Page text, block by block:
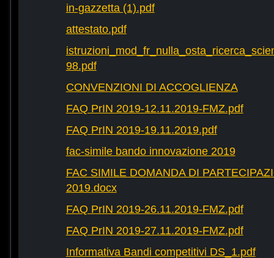
in-gazzetta (1).pdf
attestato.pdf
98.pdf
CONVENZIONI DI ACCOGLIENZA
FAQ PrIN 2019-12.11.2019-FMZ.pdf
FAQ PrIN 2019-19.11.2019.pdf
fac-simile bando innovazione 2019
FAC SIMILE DOMANDA DI
2019.docx
FAQ PrIN 2019-26.11.2019-FMZ.pdf
FAQ PrIN 2019-27.11.2019-FMZ.pdf
Informativa Bandi competitivi DS_1.pdf